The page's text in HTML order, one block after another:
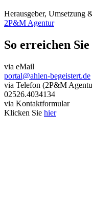
Herausgeber, Umsetzung
2P&M Agentur
So erreichen Sie
via eMail
portal@ahlen-begeistert.de
via Telefon (2P&M
02526.4034134
via Kontaktformular
Klicken Sie hier